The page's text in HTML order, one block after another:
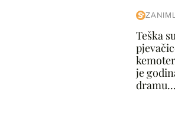
Teška
je
dramu...